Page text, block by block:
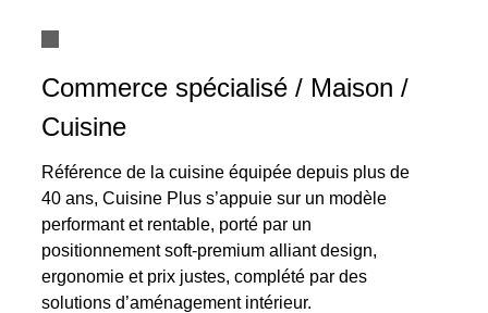
Commerce spécialisé / Maison /
Cuisine
Référence de la cuisine équipée depuis plus de
40 ans, Cuisine Plus s’appuie sur un modèle
performant et rentable, porté par un
positionnement soft-premium alliant design,
ergonomie et prix justes, complété par des
solutions d’aménagement intérieur.